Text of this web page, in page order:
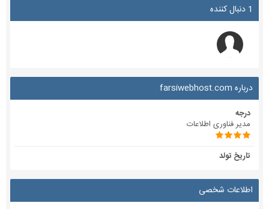
1 دنبال کننده
درباره farsiwebhost.com
درجه
مدیر فناوری اطلاعات
تاریخ تولد
اطلاعات شخصی